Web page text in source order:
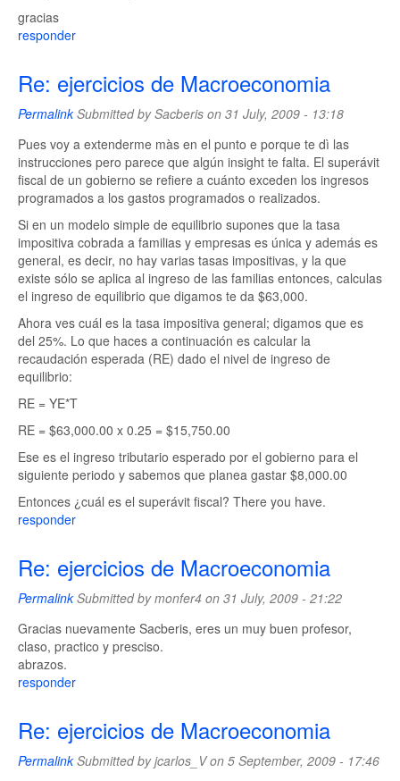
gracias
responder
Re: ejercicios de Macroeconomia
PermalinkSubmitted bySacberis on 31 July, 2009 - 13:18
Pues voy a extenderme màs en el punto e porque te dì las
instrucciones pero parece que algún insight te falta. El superávit
fiscal de un gobierno se refiere a cuánto exceden los ingresos
programados a los gastos programados o realizados.
Si en un modelo simple de equilibrio supones que la tasa
impositiva cobrada a familias y empresas es única y además es
general, es decir, no hay varias tasas impositivas, y la que
existe sólo se aplica al ingreso de las familias entonces, calculas
el ingreso de equilibrio que digamos te da $63,000.
Ahora ves cuál es la tasa impositiva general; digamos que es
del 25%. Lo que haces a continuación es calcular la
recaudación esperada (RE) dado el nivel de ingreso de
equilibrio:
RE = YE*T
RE = $63,000.00 x 0.25 = $15,750.00
Ese es el ingreso tributario esperado por el gobierno para el
siguiente periodo y sabemos que planea gastar $8,000.00
Entonces ¿cuál es el superávit fiscal? There you have.
responder
Re: ejercicios de Macroeconomia
PermalinkSubmitted bymonfer4 on 31 July, 2009 - 21:22
Gracias nuevamente Sacberis, eres un muy buen profesor,
claso, practico y presciso.
abrazos.
responder
Re: ejercicios de Macroeconomia
PermalinkSubmitted byjcarlos_Von 5 September, 2009 - 17:46